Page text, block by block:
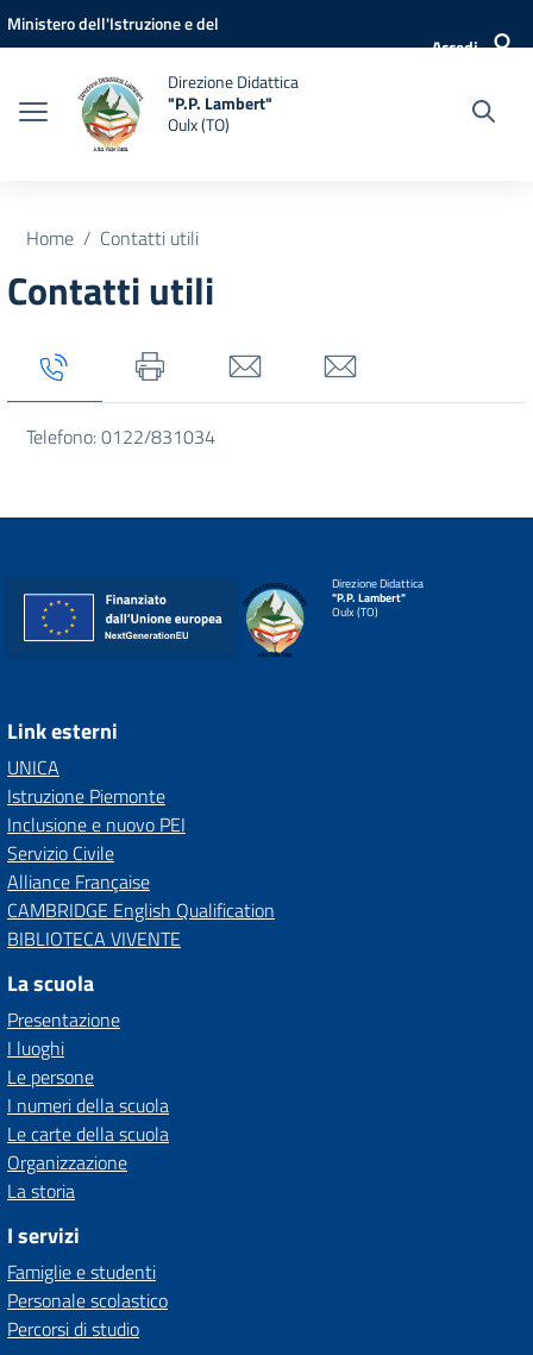
Vai ai contenuti
Vai al menu di navigazione
Vai al footer
Ministero dell'Istruzione e del
Accedi
Direzione Didattica
"P.P. Lambert"
Oulx (TO)
Home Contatti utili
Contatti utili
Tab titolo 1Tab titolo 2Tab titolo 3Tab titolo 4
Telefono: 0122/831034
Direzione Didattica
"P.P. Lambert"
Oulx (TO)
Link esterni
UNICA
Istruzione Piemonte
Inclusione e nuovo PEI
Servizio Civile
Alliance Française
CAMBRIDGE English Qualification
BIBLIOTECA VIVENTE
La scuola
Presentazione
I luoghi
Le persone
I numeri della scuola
Le carte della scuola
Organizzazione
La storia
I servizi
Famiglie e studenti
Personale scolastico
Percorsi di studio